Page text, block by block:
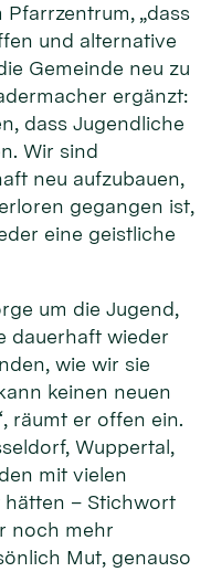
„dass
und alternative
Gemeinde neu zu
ergänzt:
dass Jugendliche
Wir sind
neu aufzubauen,
gegangen ist,
eine geistliche
um die Jugend,
dauerhaft wieder
wie wir sie
keinen neuen
räumt er offen ein.
Wuppertal,
mit vielen
– Stichwort
noch mehr
Mut, genauso